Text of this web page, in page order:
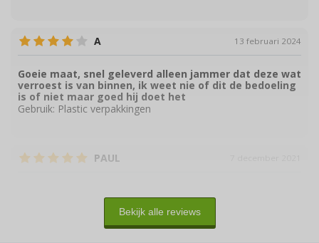
A 13 februari 2024
Goeie maat, snel geleverd alleen jammer dat deze wat
verroest is van binnen, ik weet nie of dit de bedoeling
is of niet maar goed hij doet het
Gebruik: Plastic verpakkingen
PAUL
Afval plastic
Bekijk alle reviews